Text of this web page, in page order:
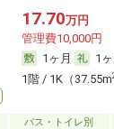
17.70万円
管理費10,000円
1ヶ月
1ヶ
1階 / 1K（37.55m
バス・トイレ別